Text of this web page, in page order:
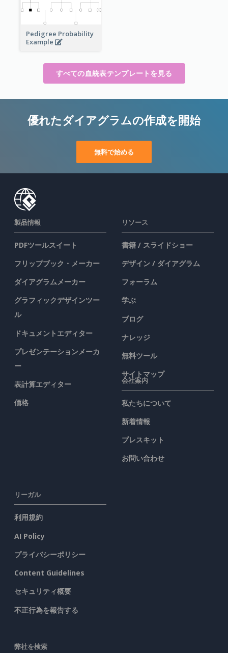
Pedigree Probability
Example
すべての血統表テンプレートを見る
優れたダイアグラムの作成を開始
無料で始める
製品情報
PDFツールスイート
フリップブック・メーカー
ダイアグラムメーカー
グラフィックデザインツー
ル
ドキュメントエディター
プレゼンテーションメーカ
ー
表計算エディター
価格
リソース
書籍 / スライドショー
デザイン / ダイアグラム
フォーラム
学ぶ
ブログ
ナレッジ
無料ツール
サイトマップ
会社案内
私たちについて
新着情報
プレスキット
お問い合わせ
リーガル
利用規約
AI Policy
プライバシーポリシー
Content Guidelines
セキュリティ概要
不正行為を報告する
弊社を検索